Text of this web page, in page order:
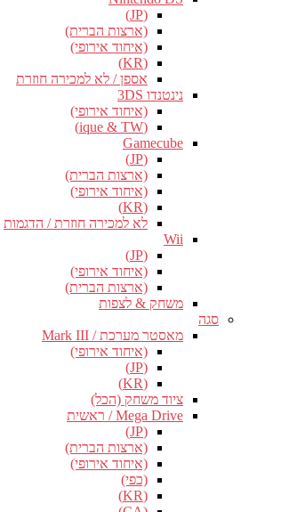
(JP)
(ארצות הברית)
(איחוד אירופי)
(KR)
אספן / לא למכירה חוזרת
נינטנדו 3DS
(איחוד אירופי)
(ique & TW)
Gamecube
(JP)
(ארצות הברית)
(איחוד אירופי)
(KR)
לא למכירה חוזרת / הדגמות
Wii
(JP)
(איחוד אירופי)
(ארצות הברית)
משחק & לצפות
סגה
מאסטר מערכת / Mark III
(איחוד אירופי)
(JP)
(KR)
ציוד משחק (הכל)
Mega Drive / ראשית
(JP)
(ארצות הברית)
(איחוד אירופי)
(כפי)
(KR)